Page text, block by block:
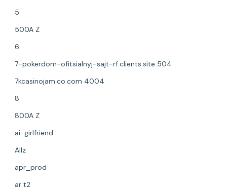
5
500A Z
6
7-pokerdom-ofitsialnyj-sajt-rf.clients.site 504
7kcasinojam.co.com 4004
8
800A Z
ai-girlfriend
Allz
apr_prod
ar t2